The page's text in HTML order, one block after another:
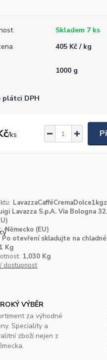
Skladem 7 ks
405 Kč / kg
1000 g
plátci DPH
/ks
LavazzaCafféCremaDolce1kgz
Lavazza S.p.A. Via Bologna
Německo (EU)
Po otevření skladujte na
1 Kg
1,030 Kg
dostupnost
VÝBĚR
za výhodné
Speciality a
zboží nejen z